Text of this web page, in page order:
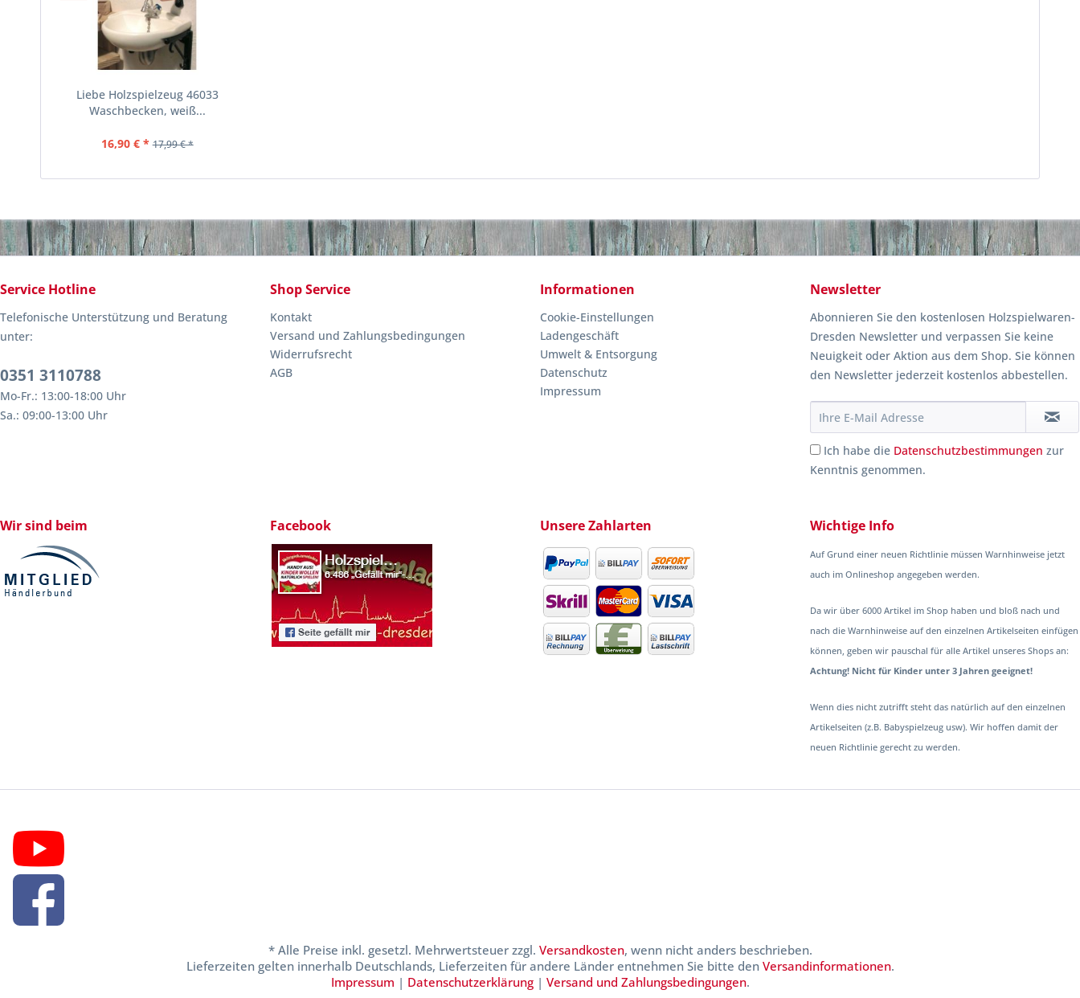
Liebe Holzspielzeug 46033
Waschbecken, weiß...
16,90 € * 17,99 € *
Service Hotline
Telefonische Unterstützung und Beratung
unter:
0351 3110788
Mo-Fr.: 13:00-18:00 Uhr
Sa.: 09:00-13:00 Uhr
Shop Service
Kontakt
Versand und Zahlungsbedingungen
Widerrufsrecht
AGB
Informationen
Cookie-Einstellungen
Ladengeschäft
Umwelt & Entsorgung
Datenschutz
Impressum
Newsletter
Abonnieren Sie den kostenlosen Holzspielwaren-
Dresden Newsletter und verpassen Sie keine
Neuigkeit oder Aktion aus dem Shop. Sie können
den Newsletter jederzeit kostenlos abbestellen.
Ich habe die Datenschutzbestimmungen zur
Kenntnis genommen.
Wir sind beim Facebook Unsere Zahlarten Wichtige Info
Auf Grund einer neuen Richtlinie müssen Warnhinweise jetzt
auch im Onlineshop angegeben werden.
Da wir über 6000 Artikel im Shop haben und bloß nach und
nach die Warnhinweise auf den einzelnen Artikelseiten einfügen
können, geben wir pauschal für alle Artikel unseres Shops an:
Achtung! Nicht für Kinder unter 3 Jahren geeignet!
Wenn dies nicht zutrifft steht das natürlich auf den einzelnen
Artikelseiten (z.B. Babyspielzeug usw). Wir hoffen damit der
neuen Richtlinie gerecht zu werden.
* Alle Preise inkl. gesetzl. Mehrwertsteuer zzgl. Versandkosten, wenn nicht anders beschrieben.
Lieferzeiten gelten innerhalb Deutschlands, Lieferzeiten für andere Länder entnehmen Sie bitte den Versandinformationen.
Impressum | Datenschutzerklärung| Versand und Zahlungsbedingungen.